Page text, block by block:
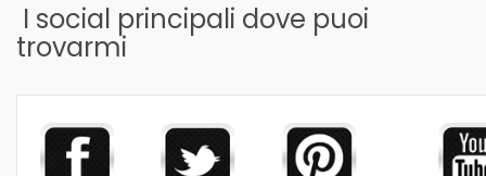
I social principali dove puoi
trovarmi